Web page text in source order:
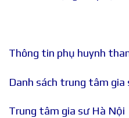
Thông tin phụ huynh
Danh sách trung tâm
Trung tâm gia sư Hà Nội